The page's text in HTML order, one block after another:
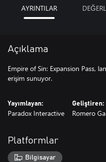
AYRINTILAR
Açıklama
Empire of Sin: Expansion Pass,
erişim sunuyor.
Yayımlayan:
Paradox Interactive
Geliştiren:
Romero
Platformlar
Bilgisayar